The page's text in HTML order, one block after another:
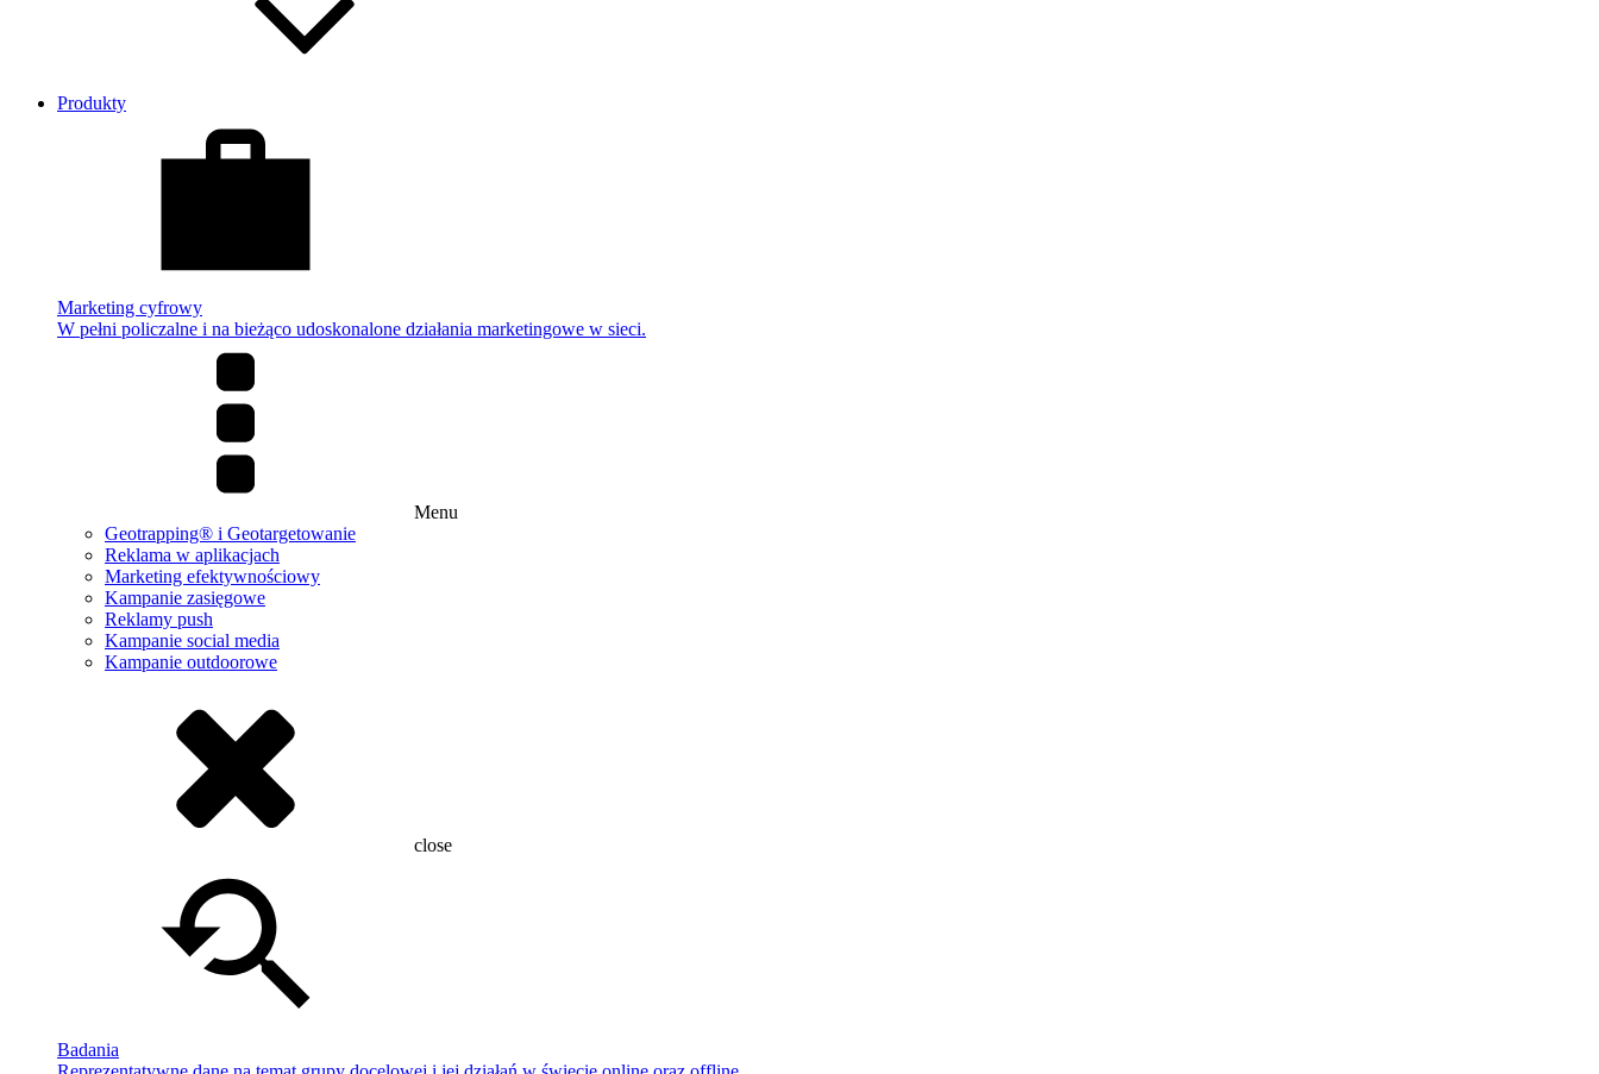
Produkty
Marketing cyfrowy
W pełni policzalne i na bieżąco udoskonalone działania marketingowe w sieci.
Menu
Geotrapping® i Geotargetowanie
Reklama w aplikacjach
Marketing efektywnościowy
Kampanie zasięgowe
Reklamy push
Kampanie social media
Kampanie outdoorowe
close
Badania